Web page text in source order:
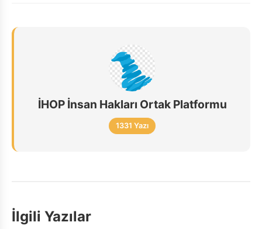
İHOP İnsan Hakları Ortak Platformu
1331 Yazı
İlgili Yazılar